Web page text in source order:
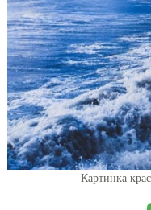
Картинка